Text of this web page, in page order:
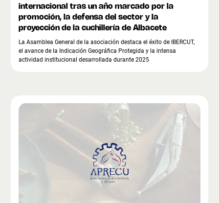
internacional tras un año marcado por la
promoción, la defensa del sector y la
proyección de la cuchillería de Albacete
La Asamblea General de la asociación destaca el éxito de IBERCUT,
el avance de la Indicación Geográfica Protegida y la intensa
actividad institucional desarrollada durante 2025